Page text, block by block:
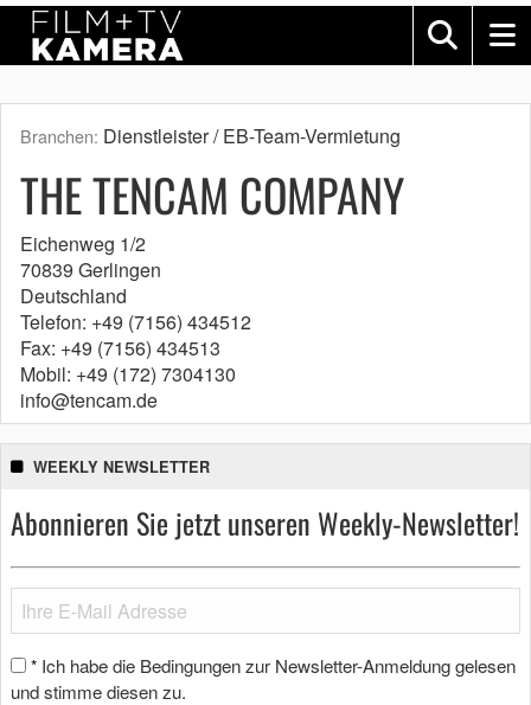
Branchen: Dienstleister / EB-Team-Vermietung
THE TENCAM COMPANY
Eichenweg 1/2
70839 Gerlingen
Deutschland
Telefon: +49 (7156) 434512
Fax: +49 (7156) 434513
Mobil: +49 (172) 7304130
info@tencam.de
WEEKLY NEWSLETTER
Abonnieren Sie jetzt unseren Weekly-Newsletter!
* Ich habe die Bedingungen zur Newsletter-Anmeldung gelesen
und stimme diesen zu.